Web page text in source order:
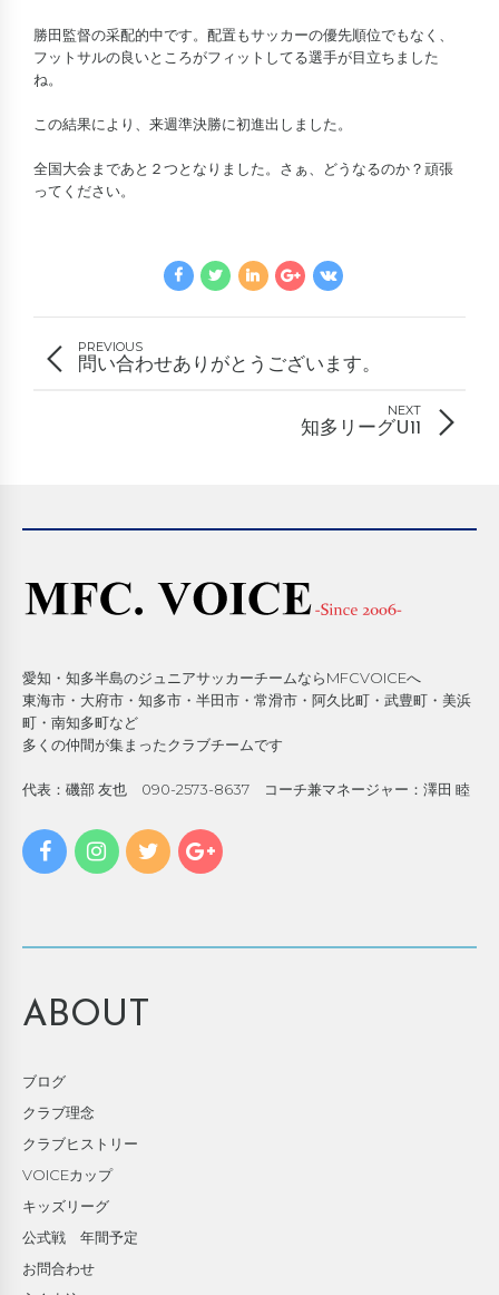
勝田監督の采配的中です。配置もサッカーの優先順位でもなく、
フットサルの良いところがフィットしてる選手が目立ちました
ね。
この結果により、来週準決勝に初進出しました。
全国大会まであと２つとなりました。さぁ、どうなるのか？頑張
ってください。
PREVIOUS
問い合わせありがとうございます。
NEXT
知多リーグU11
愛知・知多半島のジュニアサッカーチームならMFCVOICEへ
東海市・大府市・知多市・半田市・常滑市・阿久比町・武豊町・美浜
町・南知多町など
多くの仲間が集まったクラブチームです
代表：磯部 友也 090-2573-8637 コーチ兼マネージャー：澤田 睦
ABOUT
ブログ
クラブ理念
クラブヒストリー
VOICEカップ
キッズリーグ
公式戦 年間予定
お問合わせ